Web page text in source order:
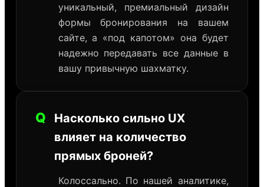
уникальный, премиальный дизайн
формы бронирования на вашем
сайте, а «под капотом» она будет
надежно передавать все данные в
вашу привычную шахматку.
Q
Насколько сильно UX
влияет на количество
прямых броней?
Колоссально. По нашей аналитике,